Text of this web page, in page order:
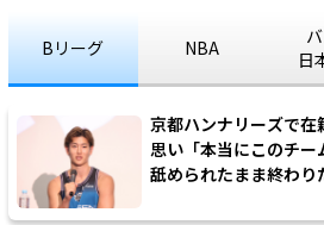
Bリーグ NBA
日
京都ハンナリーズで
思い「本当にこのチ
舐められたまま終わり